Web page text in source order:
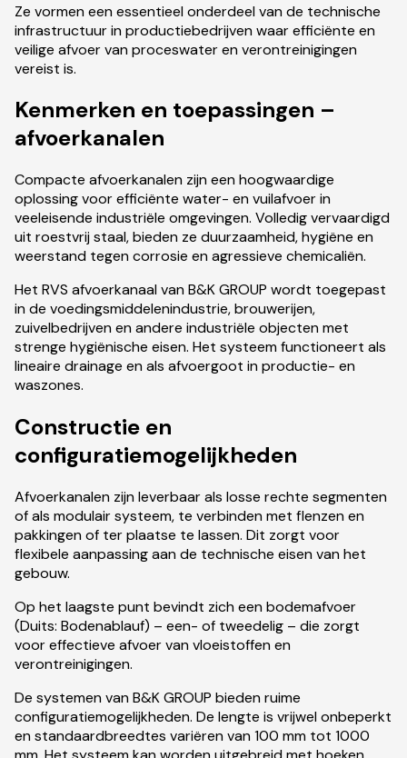
Ze vormen een essentieel onderdeel van de technische
infrastructuur in productiebedrijven waar efficiënte en
veilige afvoer van proceswater en verontreinigingen
vereist is.
Kenmerken en toepassingen –
afvoerkanalen
Compacte afvoerkanalen zijn een hoogwaardige
oplossing voor efficiënte water- en vuilafvoer in
veeleisende industriële omgevingen. Volledig vervaardigd
uit roestvrij staal, bieden ze duurzaamheid, hygiëne en
weerstand tegen corrosie en agressieve chemicaliën.
Het RVS afvoerkanaal van B&K GROUP wordt toegepast
in de voedingsmiddelenindustrie, brouwerijen,
zuivelbedrijven en andere industriële objecten met
strenge hygiënische eisen. Het systeem functioneert als
lineaire drainage en als afvoergoot in productie- en
waszones.
Constructie en
configuratiemogelijkheden
Afvoerkanalen zijn leverbaar als losse rechte segmenten
of als modulair systeem, te verbinden met flenzen en
pakkingen of ter plaatse te lassen. Dit zorgt voor
flexibele aanpassing aan de technische eisen van het
gebouw.
Op het laagste punt bevindt zich een bodemafvoer
(Duits: Bodenablauf) – een- of tweedelig – die zorgt
voor effectieve afvoer van vloeistoffen en
verontreinigingen.
De systemen van B&K GROUP bieden ruime
configuratiemogelijkheden. De lengte is vrijwel onbeperkt
en standaardbreedtes variëren van 100 mm tot 1000